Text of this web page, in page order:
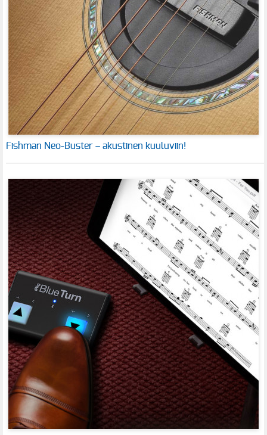
Fishman Neo-Buster – akustinen kuuluviin!